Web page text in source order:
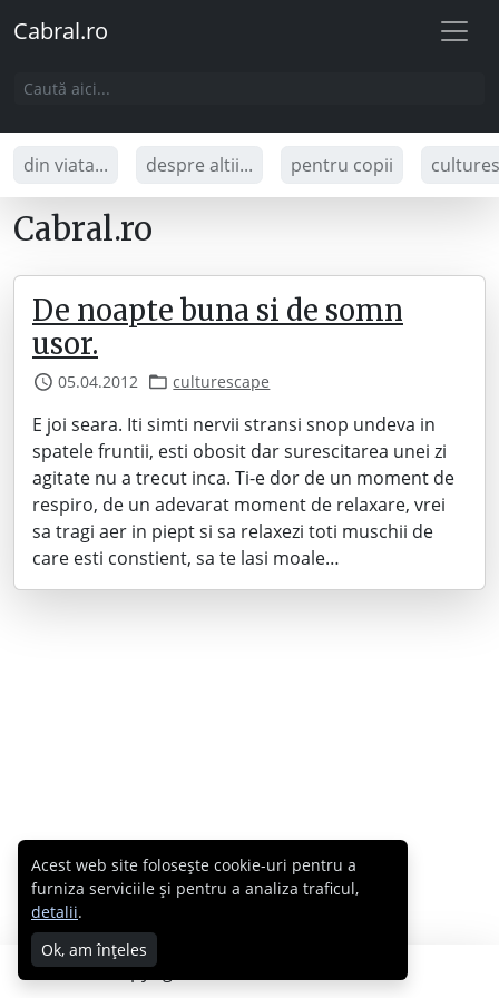
Cabral.ro
din viata... despre altii... pentru copii
Cabral.ro
De noapte buna si de somn
usor.
05.04.2012 culturescape
E joi seara. Iti simti nervii stransi snop undeva in
spatele fruntii, esti obosit dar surescitarea unei zi
agitate nu a trecut inca. Ti-e dor de un moment de
respiro, de un adevarat moment de relaxare, vrei
sa tragi aer in piept si sa relaxezi toti muschii de
care esti constient, sa te lasi moale…
Copyright © 2007 - 2026 Cabral.ro
Acest web site folosește cookie-uri pentru a
furniza serviciile și pentru a analiza traficul,
detalii.
Ok, am înțeles